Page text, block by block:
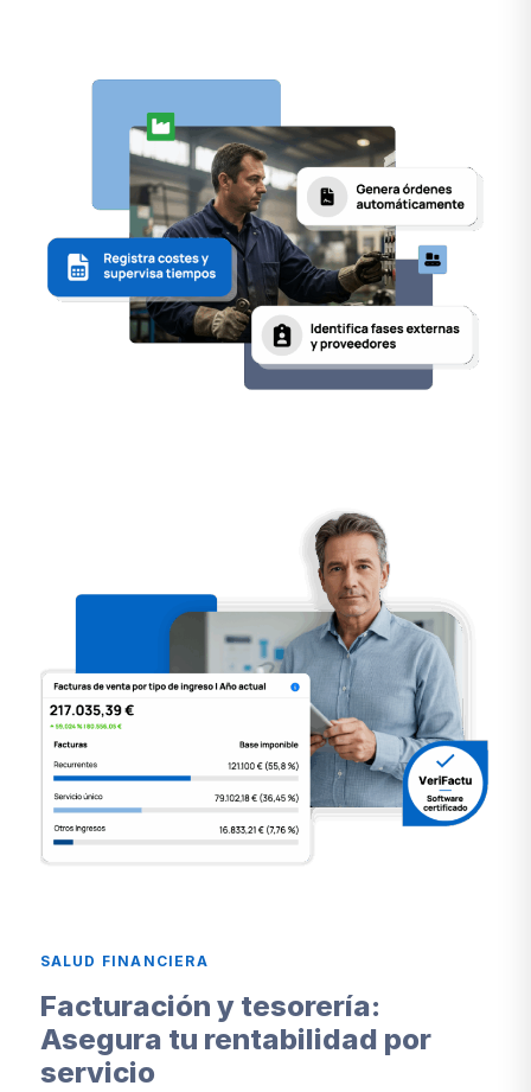
SALUD FINANCIERA
Facturación y tesorería:
Asegura tu rentabilidad por
servicio